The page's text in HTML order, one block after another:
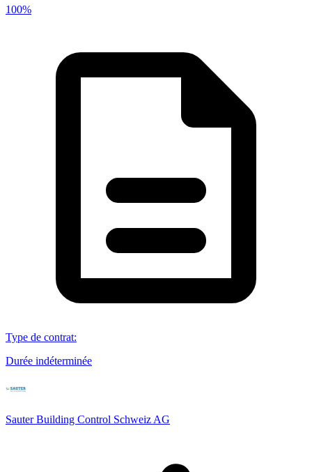
100%
Type de contrat:
Durée indéterminée
Sauter Building Control Schweiz AG